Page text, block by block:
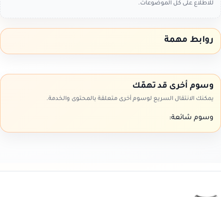
للاطلاع على كل الموضوعات.
روابط مهمة
وسوم أخرى قد تهمّك
يمكنك الانتقال السريع لوسوم أخرى متعلقة بالمحتوى والخدمة.
وسوم شائعة: